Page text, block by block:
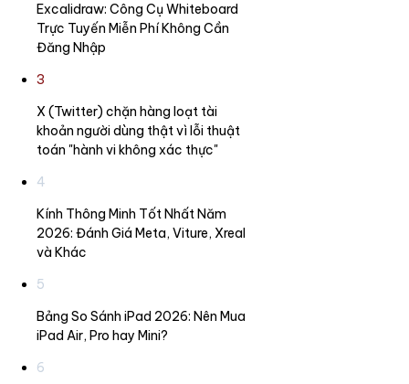
Excalidraw: Công Cụ Whiteboard
Trực Tuyến Miễn Phí Không Cần
Đăng Nhập
3
X (Twitter) chặn hàng loạt tài
khoản người dùng thật vì lỗi thuật
toán "hành vi không xác thực"
4
Kính Thông Minh Tốt Nhất Năm
2026: Đánh Giá Meta, Viture, Xreal
và Khác
5
Bảng So Sánh iPad 2026: Nên Mua
iPad Air, Pro hay Mini?
6